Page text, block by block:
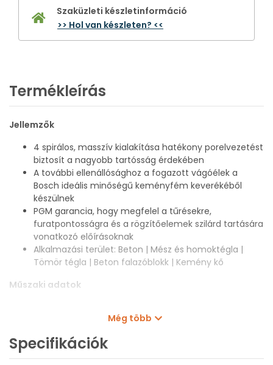
Szaküzleti készletinformáció
>> Hol van készleten? <<
Termékleírás
Jellemzők
4 spirálos, masszív kialakítása hatékony porelvezetést
biztosít a nagyobb tartósság érdekében
A további ellenállósághoz a fogazott vágóélek a
Bosch ideális minőségű keményfém keverékéből
készülnek
PGM garancia, hogy megfelel a tűrésekre,
furatpontosságra és a rögzítőelemek szilárd tartására
vonatkozó előírásoknak
Alkalmazási terület: Beton | Mész és homoktégla |
Tömör tégla | Beton falazóblokk | Kemény kő
Műszaki adatok
Munkahossz, mm: 50 / 100 / 100 / 100
Készlet tartalma: 6x110 (2x) / 6x160 (2x) / 8x160 (2x) /
10x160 (2x)
Még több
Specifikációk